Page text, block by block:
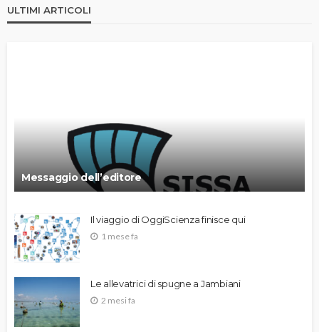
ULTIMI ARTICOLI
Messaggio dell’editore
Il viaggio di OggiScienza finisce qui
1 mese fa
Le allevatrici di spugne a Jambiani
2 mesi fa